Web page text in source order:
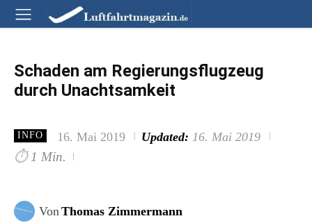
Schaden am Regierungsflugzeug
durch Unachtsamkeit
INFO 16. Mai 2019 Updated: 16. Mai 2019
⏱ 1 Min.
VonThomas Zimmermann